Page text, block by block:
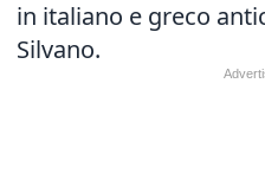
in italiano e greco
Silvano.